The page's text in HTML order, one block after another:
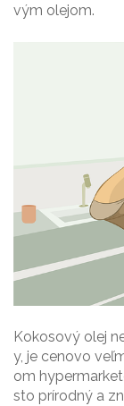
vým olejom.
Kokosový olej
y, je cenovo
om
sto prírodný a